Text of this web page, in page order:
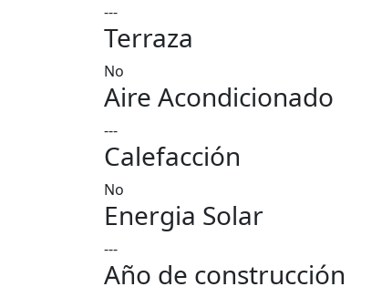
---
Terraza
No
Aire Acondicionado
---
Calefacción
No
Energia Solar
---
Año de construcción